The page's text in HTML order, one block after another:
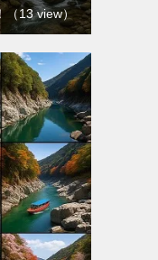
（13 view）